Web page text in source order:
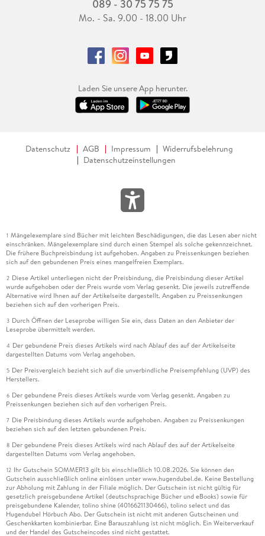
089 - 30 75 75 75
Mo. - Sa. 9.00 - 18.00 Uhr
Laden Sie unsere App herunter.
Datenschutz AGB Impressum
Widerrufsbelehrung
Datenschutzeinstellungen
1 Mängelexemplare sind Bücher mit leichten Beschädigungen, die das Lesen aber nicht
einschränken. Mängelexemplare sind durch einen Stempel als solche gekennzeichnet.
Die frühere Buchpreisbindung ist aufgehoben. Angaben zu Preissenkungen beziehen
sich auf den gebundenen Preis eines mangelfreien Exemplars.
2 Diese Artikel unterliegen nicht der Preisbindung, die Preisbindung dieser Artikel
wurde aufgehoben oder der Preis wurde vom Verlag gesenkt. Die jeweils zutreffende
Alternative wird Ihnen auf der Artikelseite dargestellt. Angaben zu Preissenkungen
beziehen sich auf den vorherigen Preis.
3 Durch Öffnen der Leseprobe willigen Sie ein, dass Daten an den Anbieter der
Leseprobe übermittelt werden.
4 Der gebundene Preis dieses Artikels wird nach Ablauf des auf der Artikelseite
dargestellten Datums vom Verlag angehoben.
5 Der Preisvergleich bezieht sich auf die unverbindliche Preisempfehlung (UVP) des
Herstellers.
6 Der gebundene Preis dieses Artikels wurde vom Verlag gesenkt. Angaben zu
Preissenkungen beziehen sich auf den vorherigen Preis.
7 Die Preisbindung dieses Artikels wurde aufgehoben. Angaben zu Preissenkungen
beziehen sich auf den letzten gebundenen Preis.
8 Der gebundene Preis dieses Artikels wird nach Ablauf des auf der Artikelseite
dargestellten Datums vom Verlag angehoben.
12 Ihr Gutschein SOMMER13 gilt bis einschließlich 10.08.2026. Sie können den
Gutschein ausschließlich online einlösen unter www.hugendubel.de. Keine Bestellung
zur Abholung mit Zahlung in der Filiale möglich. Der Gutschein ist nicht gültig für
gesetzlich preisgebundene Artikel (deutschsprachige Bücher und eBooks) sowie für
preisgebundene Kalender, tolino shine (4016621130466), tolino select und das
Hugendubel Hörbuch Abo. Der Gutschein ist nicht mit anderen Gutscheinen und
Geschenkkarten kombinierbar. Eine Barauszahlung ist nicht möglich. Ein Weiterverkauf
und der Handel des Gutscheincodes sind nicht gestattet.